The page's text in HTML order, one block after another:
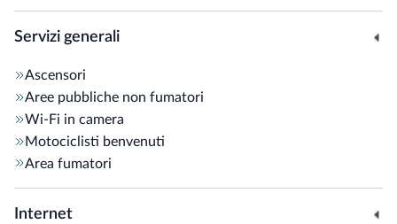
Servizi generali
Ascensori
Aree pubbliche non fumatori
Wi-Fi in camera
Motociclisti benvenuti
Area fumatori
Internet